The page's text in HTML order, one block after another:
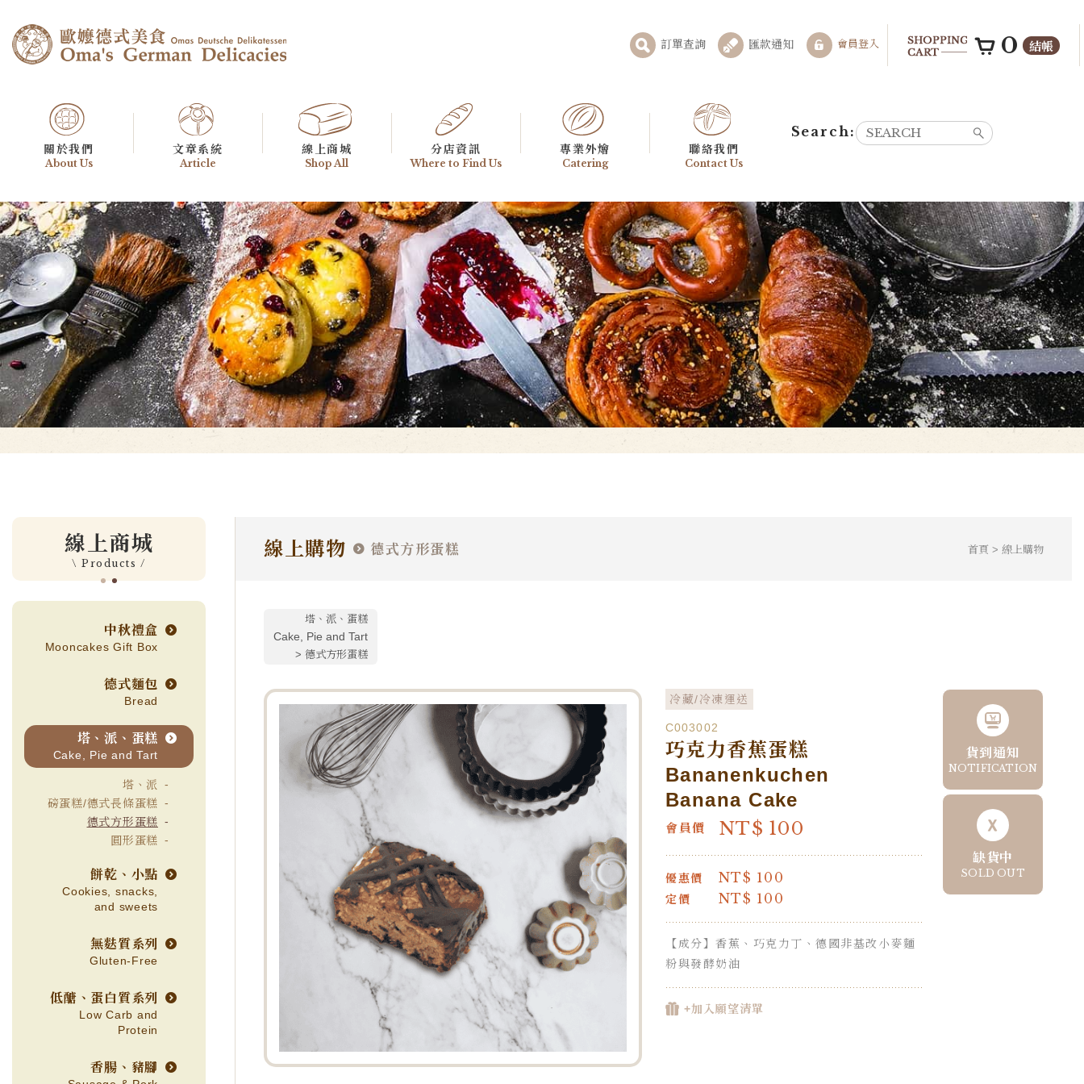
訂單查詢 匯款通知 會員登入 0 結帳
關於我們
About Us
文章系統
Article
線上商城
Shop All
分店資訊
Where to Find Us
專業外燴
Catering
聯絡我們
Contact Us
線上商城
\ Products /
中秋禮盒
Mooncakes Gift Box
德式麵包
Bread
塔、派、蛋糕
Cake, Pie and Tart
塔、派
磅蛋糕/德式長條蛋糕
德式方形蛋糕
圓形蛋糕
餅乾、小點
Cookies, snacks,
and sweets
無麩質系列
Gluten-Free
低醣、蛋白質系列
Low Carb and
Protein
香腸、豬腳
首頁 線上購物
線上購物 德式方形蛋糕
塔、派、蛋糕
Cake, Pie and Tart
德式方形蛋糕
冷藏/冷凍運送
C003002
巧克力香蕉蛋糕
Bananenkuchen
Banana Cake
會員價 NT$ 100
優惠價 NT$ 100
定價 NT$ 100
【成分】香蕉、巧克力丁、德國非基改小麥麵
粉與發酵奶油
+加入願望清單
貨到通知
NOTIFICATION
缺貨中
SOLD OUT